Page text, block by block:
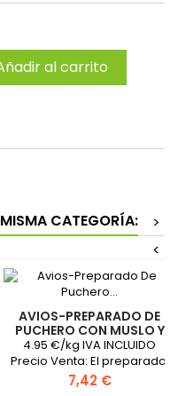
al carrito
CATEGORÍA:
>
<
AVIOS-PREPARADO DE
PUCHERO CON MUSLO Y
CERDO
4.95 €/kg IVA INCLUIDO
Precio Venta: El preparado
Unidad de venta: El
Precio
7,42 €